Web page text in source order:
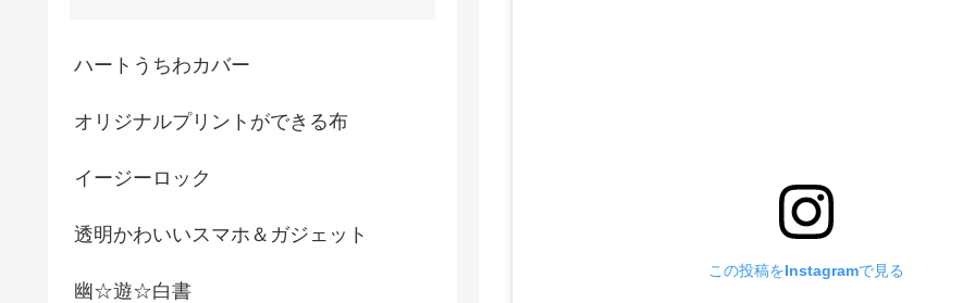
この投稿をInstagramで見る
ハートうちわカバー
オリジナルプリントができる布
イージーロック
透明かわいいスマホ＆ガジェット
幽☆遊☆白書